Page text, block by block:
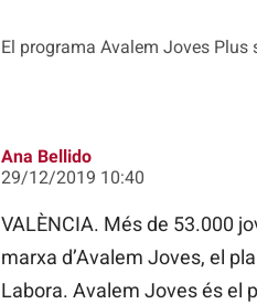
El programa Avalem Joves
Ana Bellido
29/12/2019 10:40
VALÈNCIA. Més de 53.000
marxa d’Avalem Joves, el
Labora. Avalem Joves és el